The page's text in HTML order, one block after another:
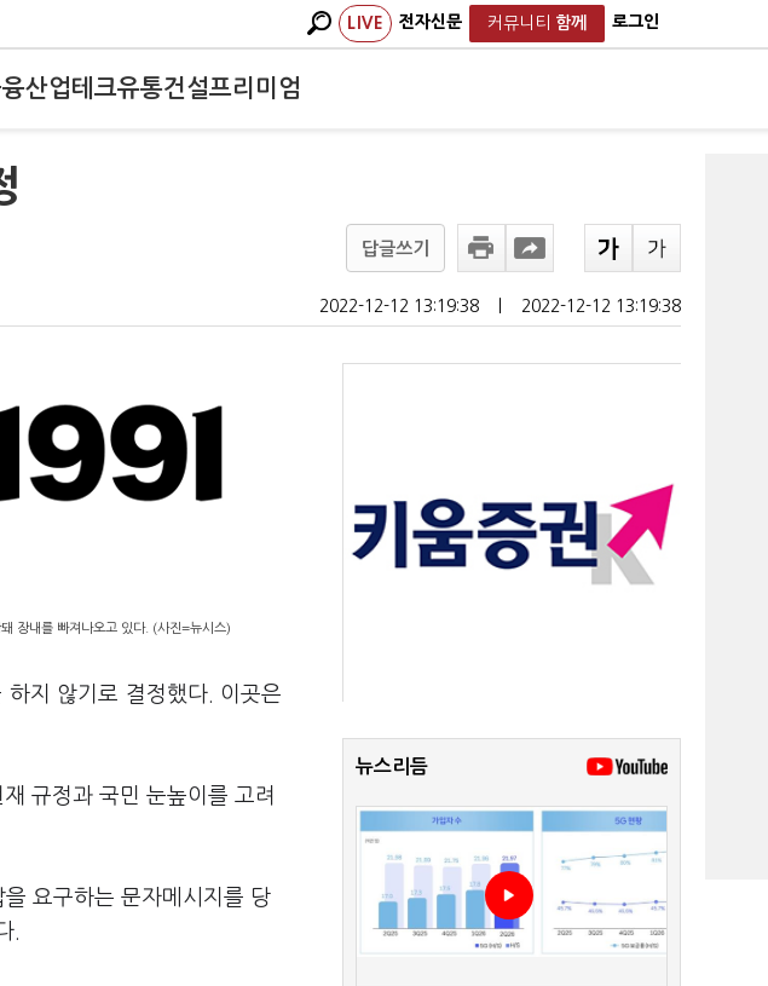
LIVE 전자신문 커뮤니티 함께 로그인
산업테크유통건설프리미엄
답글쓰기
2022-12-12 13:19:38 2022-12-12 13:19:38
장내를 빠져나오고 있다. (사진=뉴시스)
지 않기로 결정했다. 이곳은
규정과 국민 눈높이를 고려
요구하는 문자메시지를 당
.
뉴스리듬